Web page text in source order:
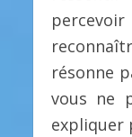
résonne
vous ne
expliquer